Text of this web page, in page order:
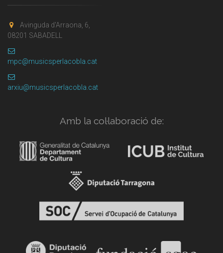
Avinguda d'Arraona, 6,
08201 SABADELL
mpc@musicsperlacobla.cat
arxiu@musicsperlacobla.cat
Amb la col·laboració de: